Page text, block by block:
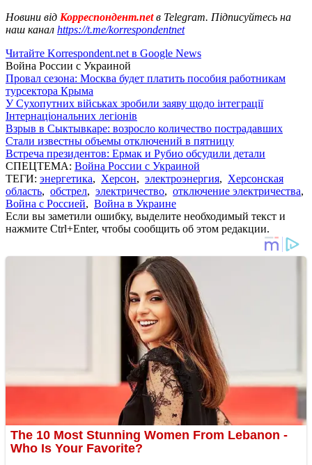
Новини від Корреспондент.netв Telegram. Підписуйтесь на
наш канал https://t.me/korrespondentnet
Читайте Korrespondent.net в Google News
Война России с Украиной
Провал сезона: Москва будет платить пособия работникам
турсектора Крыма
У Сухопутних військах зробили заяву щодо інтеграції
Інтернаціональних легіонів
Взрыв в Сыктывкаре: возросло количество пострадавших
Стали известны объемы отключений в пятницу
Встреча президентов: Ермак и Рубио обсудили детали
СПЕЦТЕМА: Война России с Украиной
ТЕГИ: энергетика, Херсон, электроэнергия, Херсонская
область, обстрел, электричество, отключение электричества,
Война с Россией, Война в Украине
Если вы заметили ошибку, выделите необходимый текст и
нажмите Ctrl+Enter, чтобы сообщить об этом редакции.